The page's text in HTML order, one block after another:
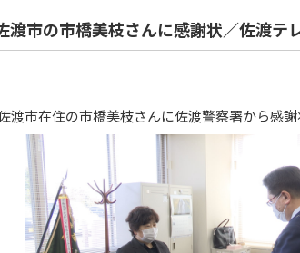
渡市の市橋美枝さんに感謝状／佐渡テ
渡市在住の市橋美枝さんに佐渡警察署から感謝